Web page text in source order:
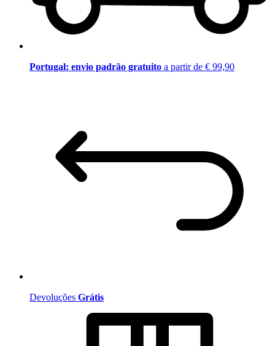
Portugal: envio padrão gratuito a partir de € 99,90
Devoluções Grátis